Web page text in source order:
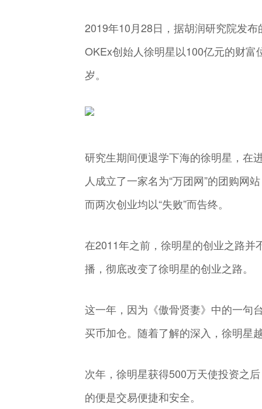
2019年10月28日，据胡润研究院发
OKEx创始人徐明星以100亿元的财
岁。
研究生期间便退学下海的徐明星，在
人成立了一家名为“万团网”的团购网
而两次创业均以“失败”而告终。
在2011年之前，徐明星的创业之路
播，彻底改变了徐明星的创业之路。
这一年，因为《傲骨贤妻》中的一句
买币加仓。随着了解的深入，徐明星
次年，徐明星获得500万天使投资之
的便是交易便捷和安全。